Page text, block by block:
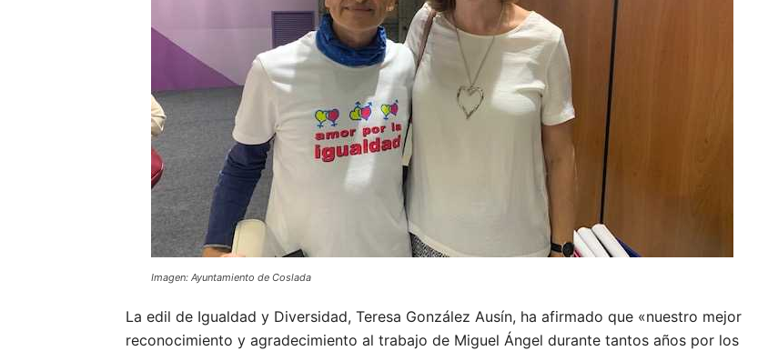
Imagen: Ayuntamiento de Coslada
La edil de Igualdad y Diversidad, Teresa González Ausín, ha afirmado que «nuestro mejor
reconocimiento y agradecimiento al trabajo de Miguel Ángel durante tantos años por los